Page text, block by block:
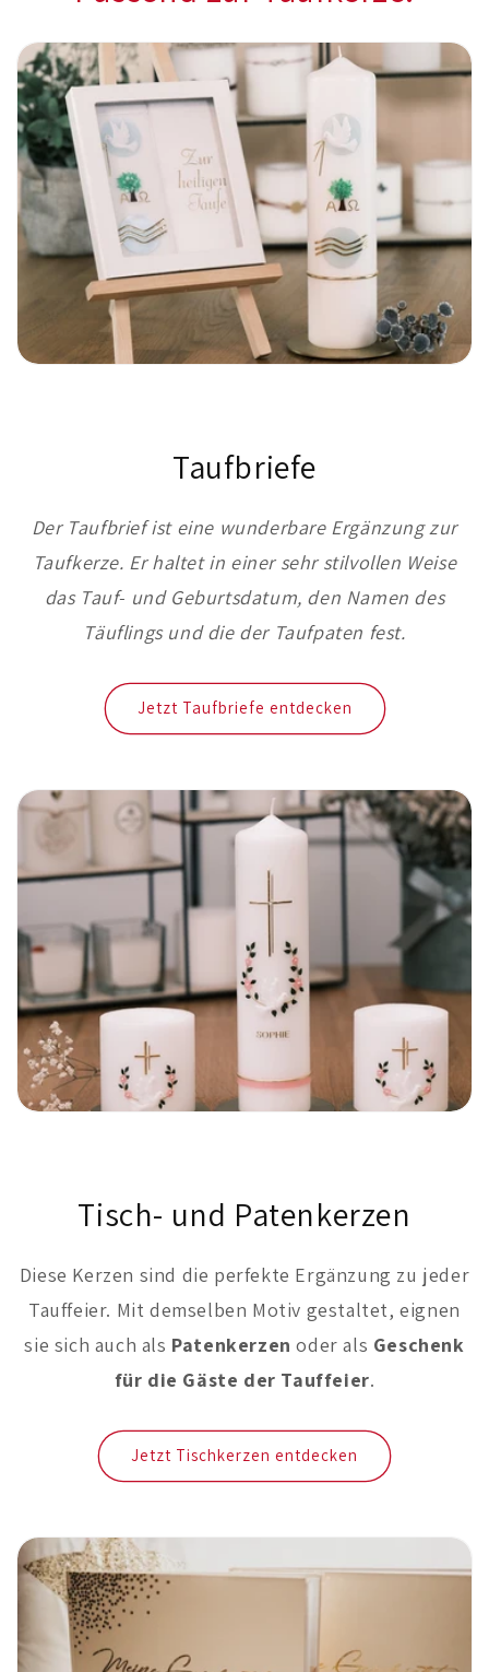
Taufbriefe
Der Taufbrief ist eine wunderbare Ergänzung zur
Taufkerze. Er haltet in einer sehr stilvollen Weise
das Tauf- und Geburtsdatum, den Namen des
Täuflings und die der Taufpaten fest.
Jetzt Taufbriefe entdecken
Tisch- und Patenkerzen
Diese Kerzen sind die perfekte Ergänzung zu jeder
Tauffeier. Mit demselben Motiv gestaltet, eignen
sie sich auch als Patenkerzen oder als Geschenk
für die Gäste der Tauffeier.
Jetzt Tischkerzen entdecken